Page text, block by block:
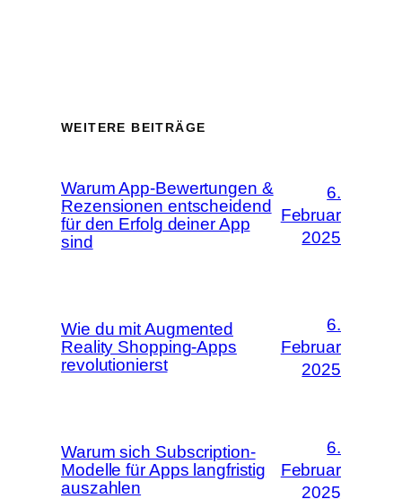
WEITERE BEITRÄGE
Warum App-Bewertungen &
Rezensionen entscheidend
für den Erfolg deiner App
sind
6.
Februar
2025
Wie du mit Augmented
Reality Shopping-Apps
revolutionierst
6.
Februar
2025
Warum sich Subscription-
Modelle für Apps langfristig
auszahlen
6.
Februar
2025